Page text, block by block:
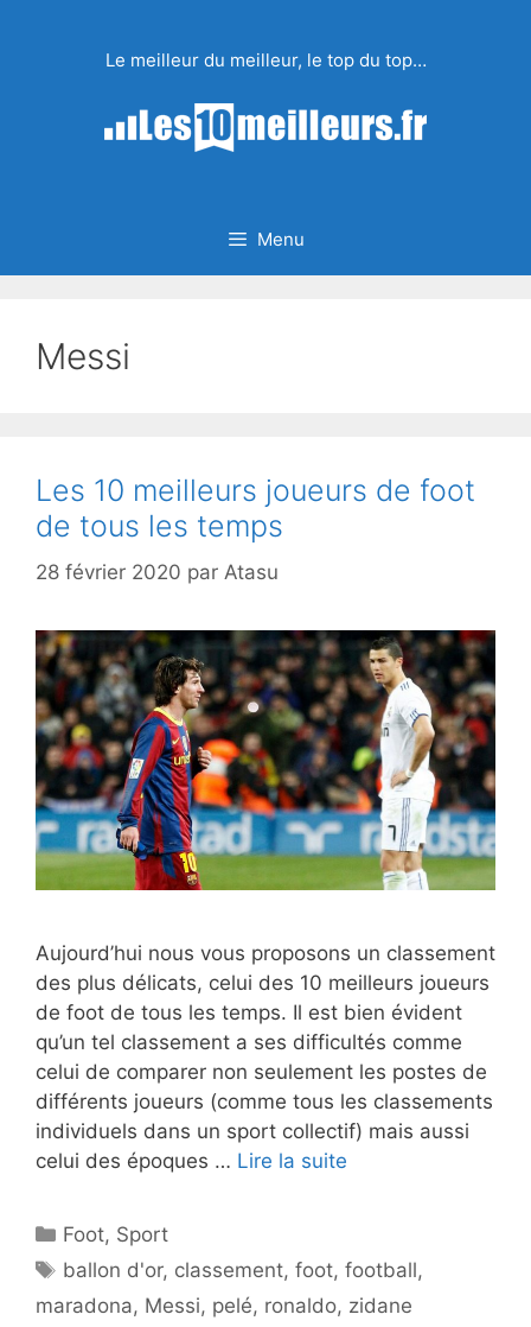
Le meilleur du meilleur, le top du top…
Menu
Messi
Les 10 meilleurs joueurs de foot
de tous les temps
28 février 2020 par Atasu
Aujourd’hui nous vous proposons un classement
des plus délicats, celui des 10 meilleurs joueurs
de foot de tous les temps. Il est bien évident
qu’un tel classement a ses difficultés comme
celui de comparer non seulement les postes de
différents joueurs (comme tous les classements
individuels dans un sport collectif) mais aussi
celui des époques … Lire la suite
Catégories
Foot, Sport
Étiquettes
ballon d'or, classement,foot,football,
maradona, Messi, pelé, ronaldo, zidane